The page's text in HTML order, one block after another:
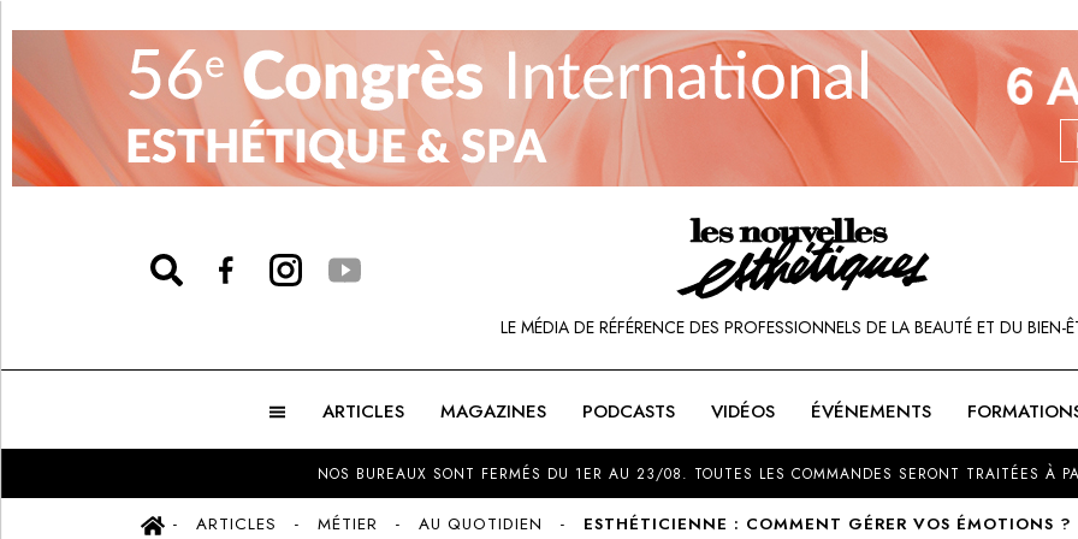
LE MÉDIA DE RÉFÉRENCE DES PROFESSIONNELS DE LA BEAUTÉ ET DU BIEN-
ARTICLES MAGAZINES PODCASTS VIDÉOS ÉVÉNEMENTS
NOS BUREAUX SONT FERMÉS DU 1ER AU 23/08. TOUTES LES COMMANDES SERONT TRAITÉES À
ARTICLES MÉTIER AU QUOTIDIEN ESTHÉTICIENNE : COMMENT GÉRER VOS ÉMOTIONS ?